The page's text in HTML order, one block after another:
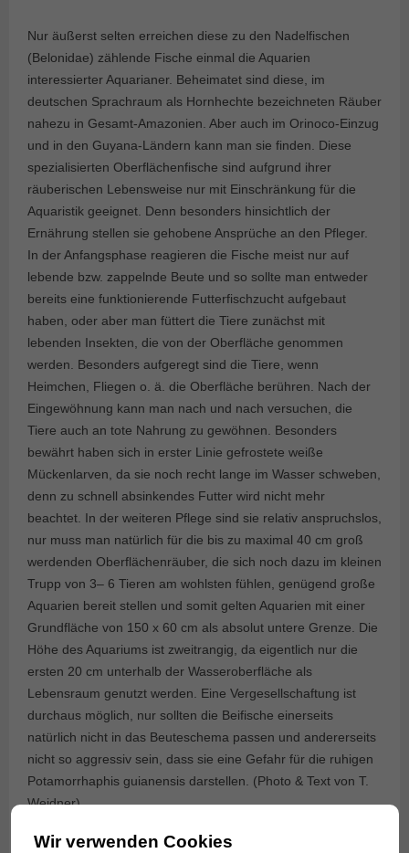
Nur äußerst selten erreichen diese zu den Nadelfischen
(Belonidae) zählende Fische einmal die Aquarien
interessierter Aquarianer. Beheimatet sind diese, im
deutschen Sprachraum als Hornhechte bezeichneten Räuber
nahezu in Gesamt-Amazonien. Aber auch im Orinoco-Einzug
und in den Guyana-Ländern kann man sie finden. Diese
spezialisierten Oberflächenfische sind aufgrund ihrer
räuberischen Lebensweise nur mit Einschränkung für die
Aquaristik geeignet. Denn besonders hinsichtlich der
Ernährung stellen sie gehobene Ansprüche an den Pfleger.
In der Anfangsphase reagieren die Fische meist nur auf
lebende bzw. zappelnde Beute und so sollte man entweder
bereits eine funktionierende Futterfischzucht aufgebaut
haben, oder aber man füttert die Tiere zunächst mit
lebenden Insekten, die von der Oberfläche genommen
werden. Besonders aufgeregt sind die Tiere, wenn
Heimchen, Fliegen o. ä. die Oberfläche berühren. Nach der
Eingewöhnung kann man nach und nach versuchen, die
Tiere auch an tote Nahrung zu gewöhnen. Besonders
bewährt haben sich in erster Linie gefrostete weiße
Mückenlarven, da sie noch recht lange im Wasser schweben,
denn zu schnell absinkendes Futter wird nicht mehr
beachtet. In der weiteren Pflege sind sie relativ anspruchslos,
nur muss man natürlich für die bis zu maximal 40 cm groß
werdenden Oberflächenräuber, die sich noch dazu im kleinen
Trupp von 3– 6 Tieren am wohlsten fühlen, genügend große
Aquarien bereit stellen und somit gelten Aquarien mit einer
Grundfläche von 150 x 60 cm als absolut untere Grenze. Die
Höhe des Aquariums ist zweitrangig, da eigentlich nur die
ersten 20 cm unterhalb der Wasseroberfläche als
Lebensraum genutzt werden. Eine Vergesellschaftung ist
durchaus möglich, nur sollten die Beifische einerseits
natürlich nicht in das Beuteschema passen und andererseits
nicht so aggressiv sein, dass sie eine Gefahr für die ruhigen
Potamorrhaphis guianensis darstellen. (Photo & Text von T.
Weidner)
Wir verwenden Cookies